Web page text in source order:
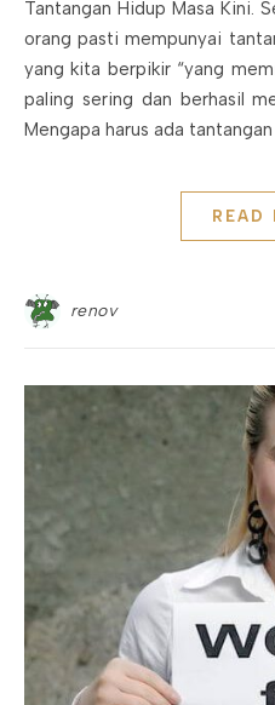
Tantangan Hidup Masa Kini. SelfDiscovery Day 21 – Semua
orang pasti mempunyai
yang kita berpikir “yang
paling sering dan berhasil
Mengapa harus ada
READ
renov